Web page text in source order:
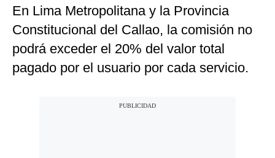
En Lima Metropolitana y la Provincia
Constitucional del Callao, la comisión no
podrá exceder el 20% del valor total
pagado por el usuario por cada servicio.